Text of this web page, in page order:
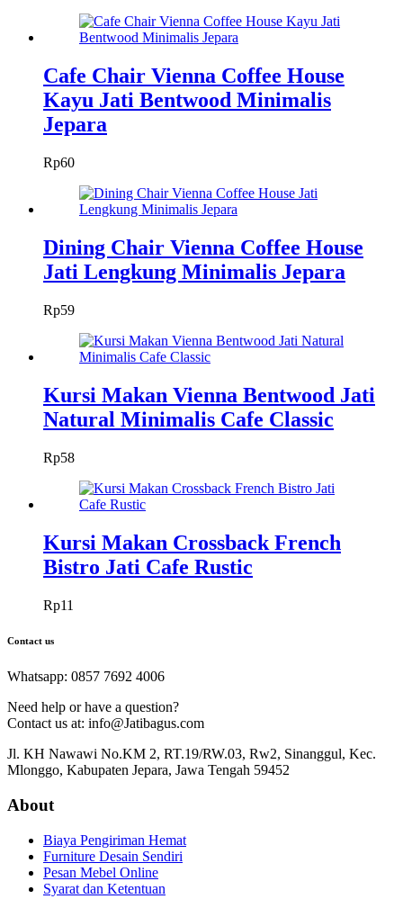
Cafe Chair Vienna Coffee House
Kayu Jati Bentwood Minimalis
Jepara
Rp60
Dining Chair Vienna Coffee House
Jati Lengkung Minimalis Jepara
Rp59
Kursi Makan Vienna Bentwood Jati
Natural Minimalis Cafe Classic
Rp58
Kursi Makan Crossback French
Bistro Jati Cafe Rustic
Rp11
Contact us
Whatsapp: 0857 7692 4006
Need help or have a question?
Contact us at: info@Jatibagus.com
Jl. KH Nawawi No.KM 2, RT.19/RW.03, Rw2, Sinanggul, Kec.
Mlonggo, Kabupaten Jepara, Jawa Tengah 59452
About
Biaya Pengiriman Hemat
Furniture Desain Sendiri
Pesan Mebel Online
Syarat dan Ketentuan